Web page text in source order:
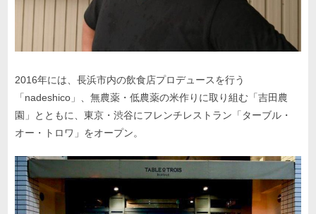
2016年には、長浜市内の飲食店プロデュースを行う
「nadeshico」、無農薬・低農薬の米作りに取り組む「吉田農
園」とともに、東京・渋谷にフレンチレストラン「ターブル・
オー・トロワ」をオープン。